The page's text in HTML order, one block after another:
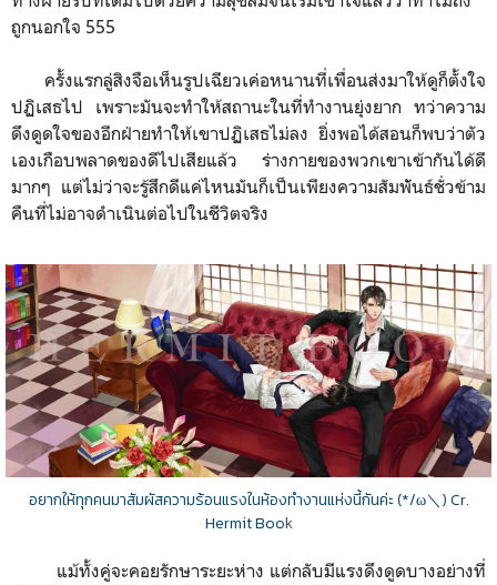
ถูกนอกใจ 555
ครั้งแรกลู่สิงจือเห็นรูปเฉียวเค่อหนานที่เพื่อนส่งมาให้ดูก็ตั้งใจ
ปฏิเสธไป เพราะมันจะทำให้สถานะในที่ทำงานยุ่งยาก ทว่าความ
ดึงดูดใจของอีกฝ่ายทำให้เขาปฏิเสธไม่ลง ยิ่งพอได้สอนก็พบว่าตัว
เองเกือบพลาดของดีไปเสียแล้ว ร่างกายของพวกเขาเข้ากันได้ดี
มากๆ แต่ไม่ว่าจะรู้สึกดีแค่ไหนมันก็เป็นเพียงความสัมพัันธ์ชั่วข้าม
คืนที่ไม่อาจดำเนินต่อไปในชีวิตจริง
อยากให้ทุกคนมาสัมผัสความร้อนแรงในห้องทำงานแห่งนี้กันค่ะ (*/ω＼) Cr.
Hermit Book
แม้ทั้งคู่จะคอยรักษาระยะห่าง แต่กลับมีแรงดึงดูดบางอย่างที่